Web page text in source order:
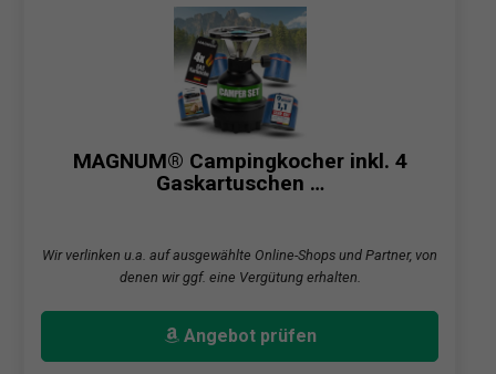
MAGNUM® Campingkocher inkl. 4
Gaskartuschen …
Wir verlinken u.a. auf ausgewählte Online-Shops und Partner, von
denen wir ggf. eine Vergütung erhalten.
Angebot prüfen